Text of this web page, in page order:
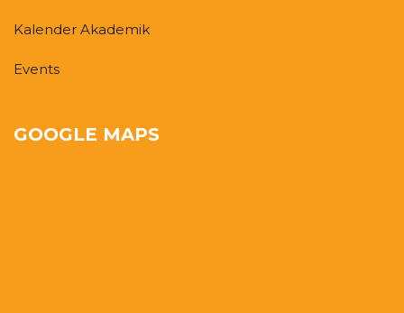
Kalender Akademik
Events
GOOGLE MAPS